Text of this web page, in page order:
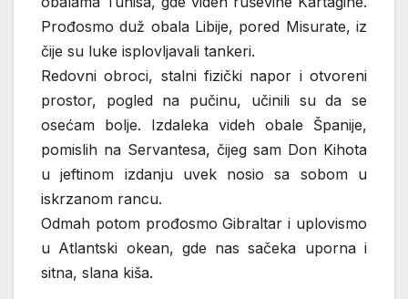
Prođosmo duž obala Libije, pored Misurate, iz
čije su luke isplovljavali tankeri.
Redovni obroci, stalni fizički napor i otvoreni
prostor, pogled na pučinu, učinili su da se
osećam bolje. Izdaleka videh obale Španije,
pomislih na Servantesa, čijeg sam Don Kihota
u jeftinom izdanju uvek nosio sa sobom u
iskrzanom rancu.
Odmah potom prođosmo Gibraltar i uplovismo
u Atlantski okean, gde nas sačeka uporna i
sitna, slana kiša.